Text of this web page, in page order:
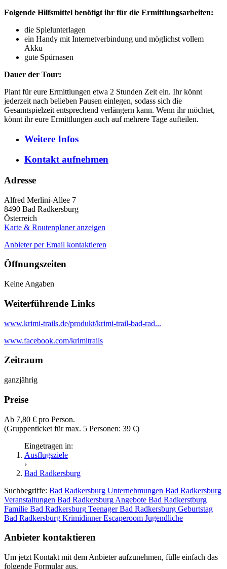
Folgende Hilfsmittel benötigt ihr für die Ermittlungsarbeiten:
die Spielunterlagen
ein Handy mit Internetverbindung und möglichst vollem
Akku
gute Spürnasen
Dauer der Tour:
Plant für eure Ermittlungen etwa 2 Stunden Zeit ein. Ihr könnt
jederzeit nach belieben Pausen einlegen, sodass sich die
Gesamtspielzeit entsprechend verlängern kann. Wenn ihr möchtet,
könnt ihr eure Ermittlungen auch auf mehrere Tage aufteilen.
Weitere Infos
Kontaktaufnehmen
Adresse
Alfred Merlini-Allee 7
8490 Bad Radkersburg
Österreich
Karte & Routenplaner anzeigen
Anbieter per Email kontaktieren
Öffnungszeiten
Keine Angaben
Weiterführende Links
www.krimi-trails.de/produkt/krimi-trail-bad-rad...
www.facebook.com/krimitrails
Zeitraum
ganzjährig
Preise
Ab 7,80 € pro Person.
(Gruppenticket für max. 5 Personen: 39 €)
Eingetragen in:
Ausflugsziele
›
Bad Radkersburg
Suchbegriffe: Bad Radkersburg Unternehmungen Bad Radkersburg
Veranstaltungen Bad Radkersburg Angebote Bad Radkerstburg
Familie Bad Radkersburg Teenager Bad Radkersburg Geburtstag
Bad Radkersburg KrimidinnerEscaperoom Jugendliche
Anbieter kontaktieren
Um jetzt Kontakt mit dem Anbieter aufzunehmen, fülle einfach das
folgende Formular aus.